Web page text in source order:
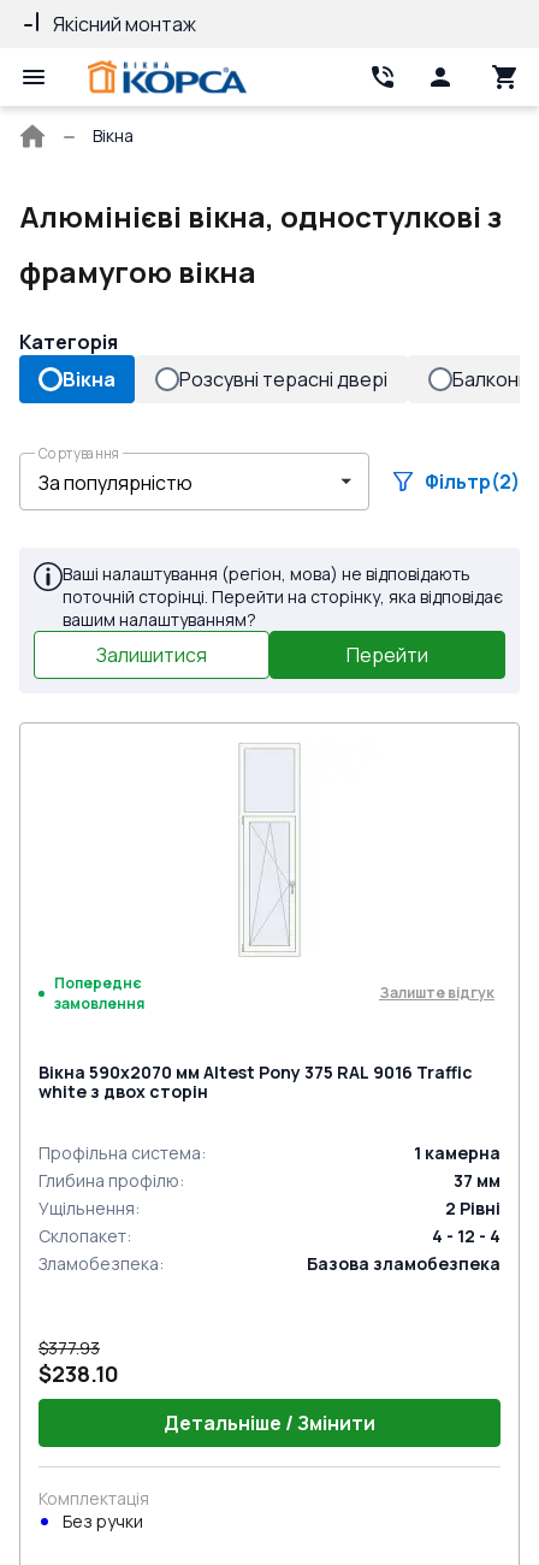
Якісний монтаж
Головна
Вікна
Алюмінієві вікна, одностулкові з
фрамугою вікна
Категорія
Вікна
Розсувні терасні двері Балконні
Сортування
Фільтр(2)
Ваші налаштування (регіон, мова) не відповідають
поточній сторінці. Перейти на сторінку, яка відповідає
вашим налаштуванням?
Залишитися Перейти
Попереднє
замовлення
Залиште відгук
Вікна 590x2070 мм Altest Pony 375 RAL 9016 Traffic
white з двох сторін
Профільна система: 1 камерна
Глибина профілю: 37 мм
Ущільнення: 2 Рівні
Склопакет:
4 - 12 - 4
Зламобезпека: Базова зламобезпека
$377.93
$238.10
Детальніше / Змінити
Комплектація
Без ручки